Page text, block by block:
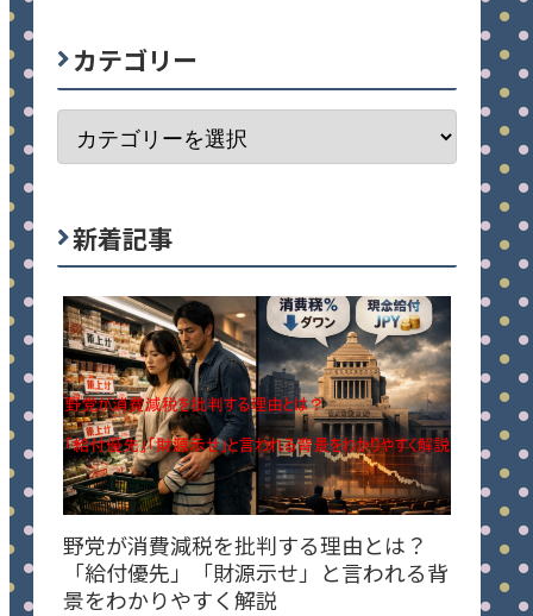
カテゴリー
新着記事
野党が消費減税を批判する理由とは？
「給付優先」「財源示せ」と言われる背
景をわかりやすく解説